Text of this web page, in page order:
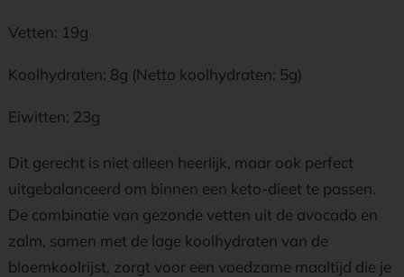
Vetten: 19g
Koolhydraten: 8g (Netto koolhydraten: 5g)
Eiwitten: 23g
Dit gerecht is niet alleen heerlijk, maar ook perfect
uitgebalanceerd om binnen een keto-dieet te passen.
De combinatie van gezonde vetten uit de avocado en
zalm, samen met de lage koolhydraten van de
bloemkoolrijst, zorgt voor een voedzame maaltijd die je